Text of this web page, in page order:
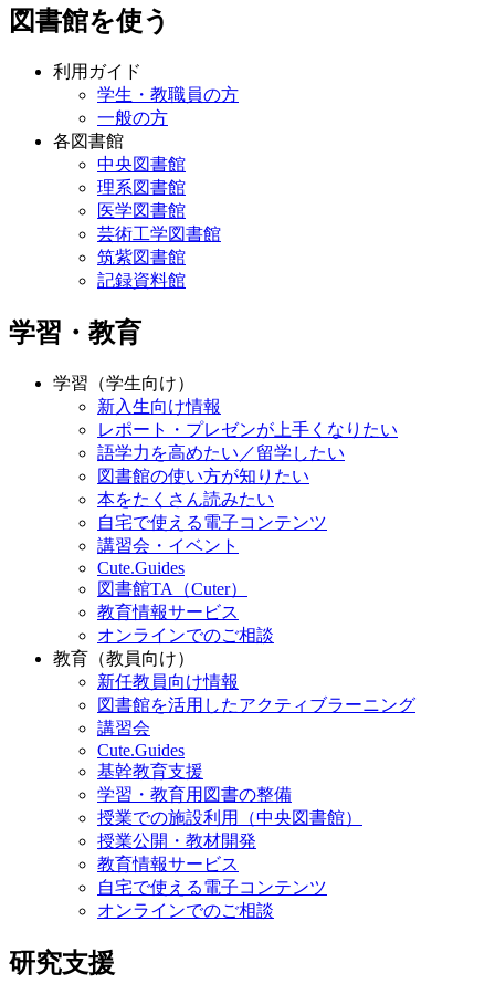
図書館を使う
利用ガイド
学生・教職員の方
一般の方
各図書館
中央図書館
理系図書館
医学図書館
芸術工学図書館
筑紫図書館
記録資料館
学習・教育
学習（学生向け）
新入生向け情報
レポート・プレゼンが上手くなりたい
語学力を高めたい／留学したい
図書館の使い方が知りたい
本をたくさん読みたい
自宅で使える電子コンテンツ
講習会・イベント
Cute.Guides
図書館TA（Cuter）
教育情報サービス
オンラインでのご相談
教育（教員向け）
新任教員向け情報
図書館を活用したアクティブラーニング
講習会
Cute.Guides
基幹教育支援
学習・教育用図書の整備
授業での施設利用（中央図書館）
授業公開・教材開発
教育情報サービス
自宅で使える電子コンテンツ
オンラインでのご相談
研究支援